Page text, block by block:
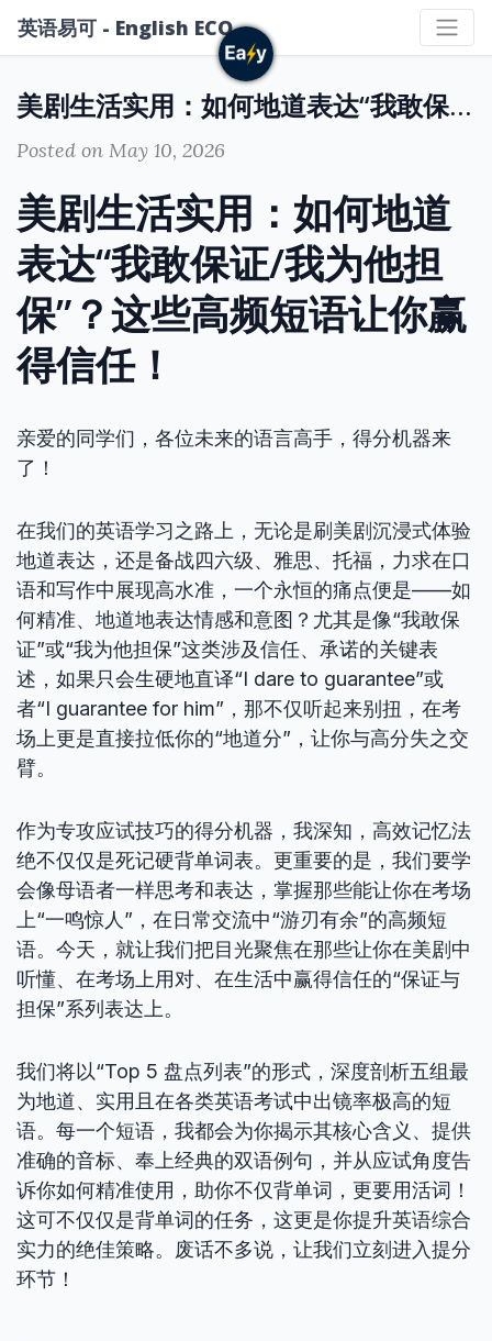
英语易可 - English ECO
美剧生活实用：如何地道表达“我敢保证/我为他担保”？这些高频短语让你赢得信任！
Posted on May 10, 2026
美剧生活实用：如何地道
表达“我敢保证/我为他担
保”？这些高频短语让你赢
得信任！
亲爱的同学们，各位未来的语言高手，得分机器来
了！
在我们的英语学习之路上，无论是刷美剧沉浸式体验
地道表达，还是备战四六级、雅思、托福，力求在口
语和写作中展现高水准，一个永恒的痛点便是——如
何精准、地道地表达情感和意图？尤其是像“我敢保
证”或“我为他担保”这类涉及信任、承诺的关键表
述，如果只会生硬地直译“I dare to guarantee”或
者“I guarantee for him”，那不仅听起来别扭，在考
场上更是直接拉低你的“地道分”，让你与高分失之交
臂。
作为专攻应试技巧的得分机器，我深知，高效记忆法
绝不仅仅是死记硬背单词表。更重要的是，我们要学
会像母语者一样思考和表达，掌握那些能让你在考场
上“一鸣惊人”，在日常交流中“游刃有余”的高频短
语。今天，就让我们把目光聚焦在那些让你在美剧中
听懂、在考场上用对、在生活中赢得信任的“保证与
担保”系列表达上。
我们将以“Top 5 盘点列表”的形式，深度剖析五组最
为地道、实用且在各类英语考试中出镜率极高的短
语。每一个短语，我都会为你揭示其核心含义、提供
准确的音标、奉上经典的双语例句，并从应试角度告
诉你如何精准使用，助你不仅背单词，更要用活词！
这可不仅仅是背单词的任务，这更是你提升英语综合
实力的绝佳策略。废话不多说，让我们立刻进入提分
环节！